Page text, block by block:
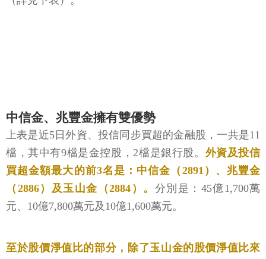
中信金、兆豐金擁有雙優勢
上表是近5日外資、投信同步買超的金融股，一共是11
檔，其中有9檔是金控股，2檔是銀行股。 外資及投信
買超金額最大的前3名是：中信金（2891）、兆豐金
（2886）及玉山金（2884）。 分別是：45億1,700萬
元、10億7,800萬元及10億1,600萬元。
至於股價淨值比的部分，除了玉山金的股價淨值比來